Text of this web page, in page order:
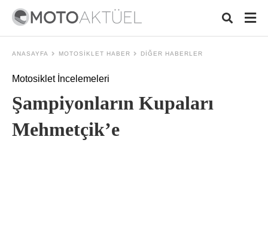
ANASAYFA MOTOSIKLET HABER DIĞER HABERLER
Motosiklet İncelemeleri
Şampiyonların Kupaları
Mehmetçik’e